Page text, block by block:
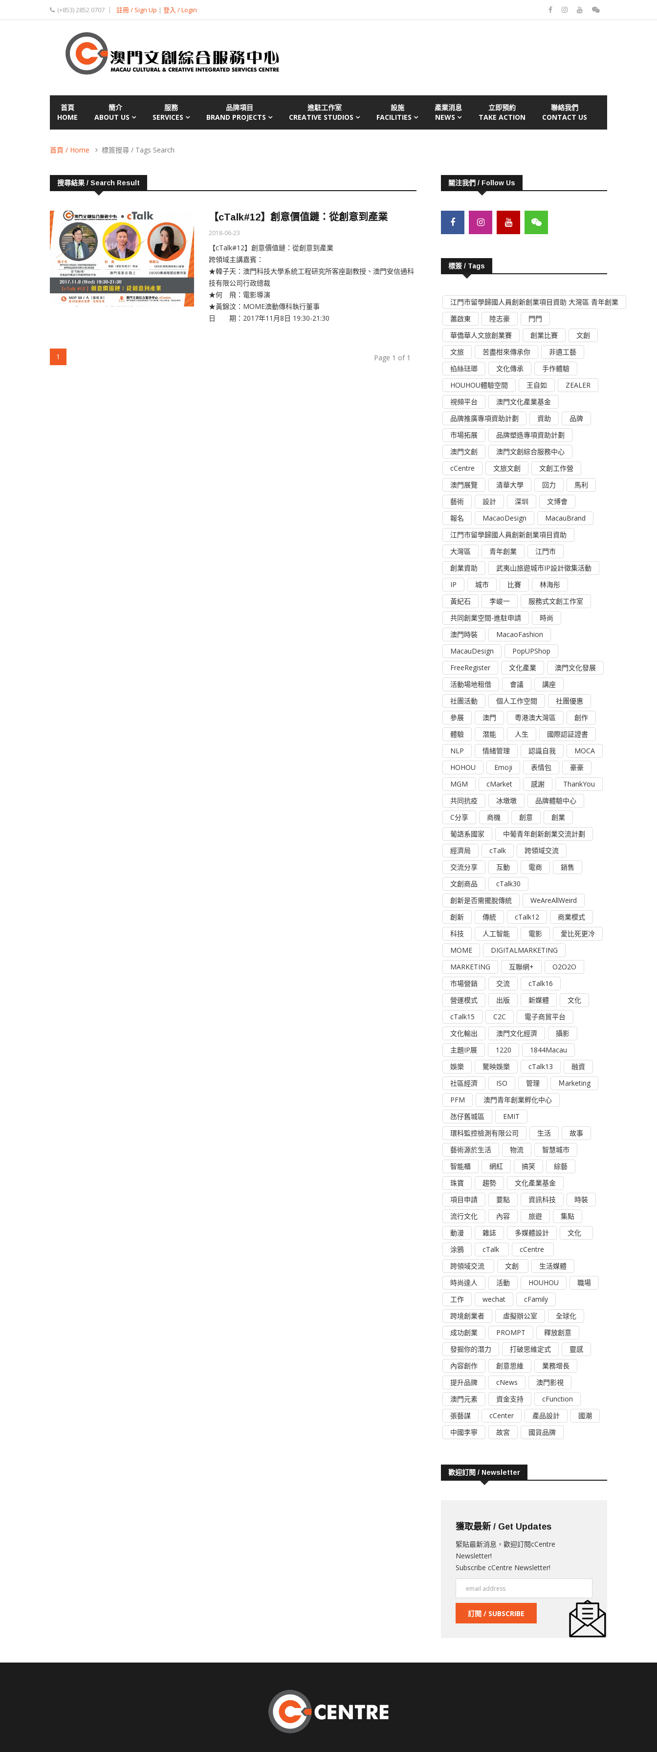
(+853) 2852 0707 註冊 / Sign Up | 登入 / Login
首頁
HOME
簡介
ABOUT US
服務
SERVICES
品牌項目
BRAND PROJECTS
進駐工作室
CREATIVE STUDIOS
設施
FACILITIES
產業消息
NEWS
立即預約
TAKE ACTION
聯絡我們
CONTACT US
首頁 / Home 標簽搜尋 / Tags Search
搜尋結果 / Search Result
【cTalk#12】創意價值鏈：從創意到產業
2018-06-23
【cTalk#12】創意價值鏈：從創意到產業
跨領域主講嘉賓：
★韓子天：澳門科技大學系統工程研究所客座副教授、澳門安信通科
技有限公司行政總裁
★何 飛：電影導演
★黃錦汶：MOME澳動傳科執行董事
日 期：2017年11月8日 19:30-21:30
1 Page 1 of 1
關注我們 / Follow Us
標簽 / Tags
江門市留學歸國人員創新創業項目資助 大灣區 青年創業
蕭啟東
陸志豪
門門
華僑華人文旅創業賽
創業比賽
文創
文旅
苦盡柑來傳承你
非遺工藝
掐絲琺瑯
文化傳承
手作體驗
HOUHOU體驗空間
王自如
ZEALER
視頻平台
澳門文化產業基金
品牌推廣專項資助計劃
資助
品牌
市場拓展
品牌塑造專項資助計劃
澳門文創
澳門文創綜合服務中心
cCentre
文旅文創
文創工作營
澳門展覽
清華大學 回力
馬利
藝術
設計 深圳
文博會
報名
MacaoDesign
MacauBrand
江門市留學歸國人員創新創業項目資助
大灣區
青年創業
江門市
創業資助
武夷山旅遊城市IP設計徵集活動
IP
城市 比賽
林海彤
黃紀石
李峻一
服務式文創工作室
共同創業空間-進駐申請
時尚
澳門時裝
MacaoFashion
MacauDesign
PopUPShop
FreeRegister
文化產業
澳門文化發展
活動場地租借
會議
講座
社團活動
個人工作空間
社團優惠
參展
澳門 粵港澳大灣區
創作
體驗
潛能 人生
國際認証證書
NLP
情緒管理 認識自我
MOCA
HOHOU
Emoji 表情包
豪豪
MGM
cMarket 感謝
ThankYou
共同抗疫
冰墩墩
品牌體驗中心
C分享
商機 創意
創業
葡語系國家
中葡青年創新創業交流計劃
經濟局
cTalk
跨領域交流
交流分享
互動 電商
銷售
文創商品
cTalk30
創新是否需擺脫傳統
WeAreAllWeird
創新
傳統 cTalk12
商業模式
科技
人工智能 電影
愛比死更冷
MOME
DIGITALMARKETING
MARKETING
互聯網+
O2O2O
市場營銷
交流
cTalk16
營運模式
出版 新媒體
文化
cTalk15
C2C
電子商貿平台
文化輸出
澳門文化經濟
攝影
主題IP展
1220
1844Macau
娛樂
驁映娛樂 cTalk13
融資
社區經濟
ISO 管理
Ｍarketing
PFM
澳門青年創業孵化中心
氹仔舊城區
EMIT
環科監控檢測有限公司
生活
故事
藝術源於生活
物流
智慧城市
智能櫃
網紅 搞笑
綜藝
珠寶
趨勢
文化產業基金
項目申請
要點 資訊科技
時裝
流行文化
內容 旅遊
集點
動漫
雜誌 多媒體設計
文化
涂鴉
cTalk
cCentre
跨領域交流
文創
生活媒體
時尚達人
活動 HOUHOU
職場
工作
wechat
cFamily
跨境創業者
虛擬辦公室
全球化
成功創業
PROMPT
釋放創意
發掘你的潛力
打破思維定式
靈感
內容創作
創意思維
業務增長
提升品牌
cNews
澳門影視
澳門元素
資金支持
cFunction
張藝謀
cCenter 產品設計
國潮
中國李寧
故宮 國貨品牌
歡迎訂閱 / Newsletter
獲取最新 / Get Updates
緊貼最新消息，歡迎訂閱cCentre
Newsletter!
Subscribe cCentre Newsletter!